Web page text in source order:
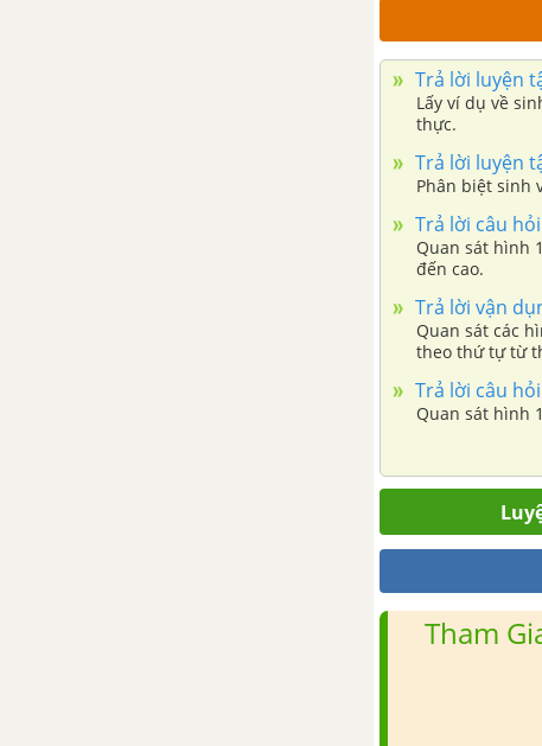
Trả lời luyện
Lấy ví dụ về
thực.
Trả lời luyện
Phân biệt sinh
Trả lời câu
Quan sát hình
đến cao.
Trả lời vận
Quan sát các
theo thứ tự từ
Trả lời câu
Quan sát hình
Tham